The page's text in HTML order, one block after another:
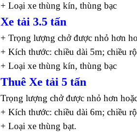
+ Loại xe thùng kín, thùng bạc
Xe tải 3.5 tấn
+ Trọng lượng chở được nhỏ hơn
+ Kích thước: chiều dài 5m; chiều
+ Loại xe thùng kín, thùng bạc
Thuê Xe tải 5 tấn
Trọng lượng chở được nhỏ hơn
+ Kích thước: chiều dài 6m; chiều
+ Loại xe thùng bạt.